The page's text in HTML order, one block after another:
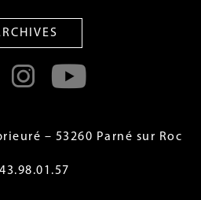
– 53260 Parné sur Roc